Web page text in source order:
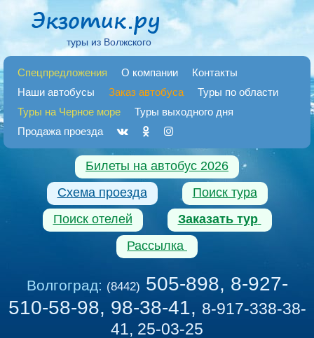
туры из Волжского
Спецпредложения О компании
Контакты
Наши автобусы
Заказ автобуса
Туры по области
Туры на Черное море
Туры выходного дня
Продажа проезда
Билеты на автобус 2026
Схема проезда
Поиск тура
Поиск отелей
Заказать тур
Рассылка
Волгоград: (8442) 505-898, 8-927-
510-58-98, 98-38-41, 8-917-338-38-
41, 25-03-25